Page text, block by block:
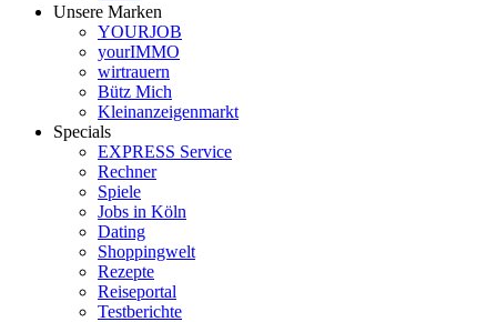
Unsere Marken
YOURJOB
yourIMMO
wirtrauern
Bütz Mich
Kleinanzeigenmarkt
Specials
EXPRESS Service
Rechner
Spiele
Jobs in Köln
Dating
Shoppingwelt
Rezepte
Reiseportal
Testberichte